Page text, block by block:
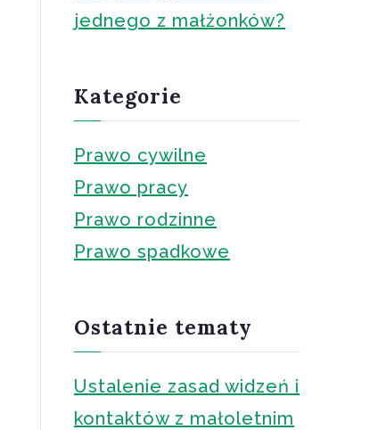
jednego z małżonków?
Kategorie
Prawo cywilne
Prawo pracy
Prawo rodzinne
Prawo spadkowe
Ostatnie tematy
Ustalenie zasad widzeń i
kontaktów z małoletnim